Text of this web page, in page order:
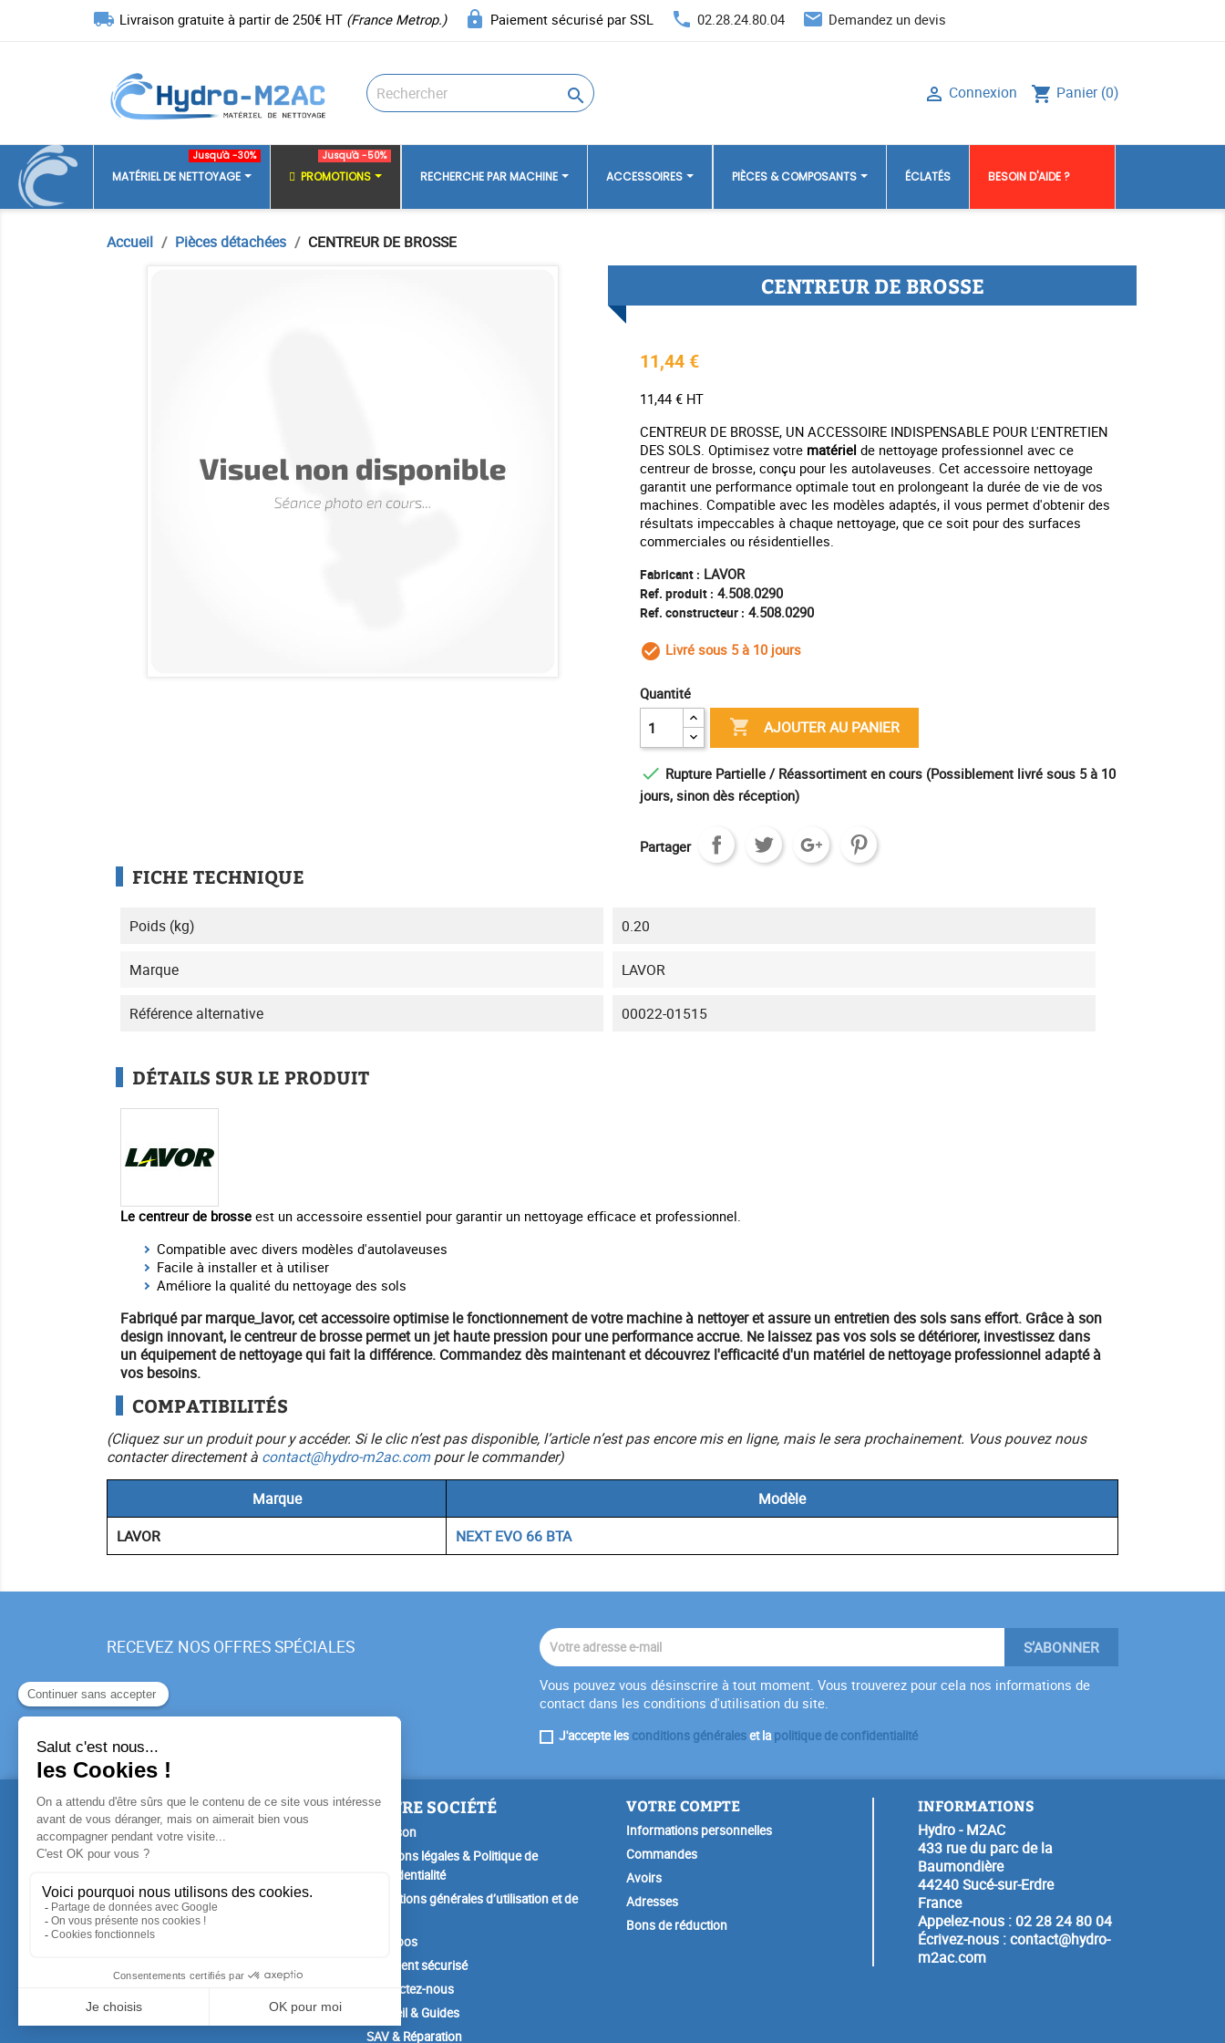
local_shipping Livraison gratuite à partir de 250€ HT (France Metrop.) lock Paiement sécurisé par SSL phone 02.28.24.80.04 email Demandez un devis
 shopping_cart Panier (0)
 Connexion
MATÉRIEL DE NETTOYAGE
Jusqu'à -30%
PROMOTIONS
Jusqu'à -50%
RECHERCHE PAR MACHINE ACCESSOIRES PIÈCES & COMPOSANTS ÉCLATÉS BESOIN D'AIDE ?
Accueil Pièces détachées CENTREUR DE BROSSE
CENTREUR DE BROSSE
11,44 €
11,44 € HT
CENTREUR DE BROSSE, UN ACCESSOIRE INDISPENSABLE POUR L'ENTRETIEN
DES SOLS. Optimisez votre matériel de nettoyage professionnel avec ce
centreur de brosse, conçu pour les autolaveuses. Cet accessoire nettoyage
garantit une performance optimale tout en prolongeant la durée de vie de vos
machines. Compatible avec les modèles adaptés, il vous permet d'obtenir des
résultats impeccables à chaque nettoyage, que ce soit pour des surfaces
commerciales ou résidentielles.
Fabricant : LAVOR
Ref. produit : 4.508.0290
Ref. constructeur : 4.508.0290
check_circle_outline
Livré sous 5 à 10 jours
Quantité
 AJOUTER AU PANIER
 Rupture Partielle / Réassortiment en cours (Possiblement livré sous 5 à 10
jours, sinon dès réception)
Partager
FICHE TECHNIQUE
Poids (kg) 0.20
Marque LAVOR
Référence alternative 00022-01515
DÉTAILS SUR LE PRODUIT
Le centreur de brosse est un accessoire essentiel pour garantir un nettoyage efficace et professionnel.
Compatible avec divers modèles d'autolaveuses
Facile à installer et à utiliser
Améliore la qualité du nettoyage des sols
Fabriqué parmarque_lavor, cet accessoire optimise le fonctionnement de votremachine à nettoyeret assure unentretien des solssans effort. Grâce à son
design innovant, le centreur de brosse permet un jet haute pression pour une performance accrue. Ne laissez pas vos sols se détériorer, investissez dans
unéquipementde nettoyage qui fait la différence. Commandez dès maintenantet découvrez l'efficacité d'un matérielde nettoyage professionnel adapté à
vos besoins.
COMPATIBILITÉS
(Cliquez sur un produit pour y accéder. Si le clic n’est pas disponible, l’article n’est pas encore mis en ligne, mais le sera prochainement. Vous pouvez nous
contacter directement à contact@hydro-m2ac.compour le commander)
Marque
Modèle
LAVOR
NEXT EVO 66 BTA
RECEVEZ NOS OFFRES SPÉCIALES
Vous pouvez vous désinscrire à tout moment. Vous trouverez pour cela nos informations de
contact dans les conditions d'utilisation du site.
J'accepte les conditions généraleset lapolitique de confidentialité
PRODUITS
Promotions
Nouveaux produits
NOTRE SOCIÉTÉ
Livraison
Mentions légales & Politique de
Confidentialité
Conditions générales d’utilisation et de
A propos
Paiement sécurisé
Contactez-nous
Conseil & Guides
SAV & Réparation
VOTRE COMPTE
Informations personnelles
Commandes
Avoirs
Adresses
Bons de réduction
INFORMATIONS
Hydro - M2AC
433 rue du parc de la
Baumondière
44240 Sucé-sur-Erdre
France
Appelez-nous : 02 28 24 80 04
Écrivez-nous :contact@hydro-
m2ac.com